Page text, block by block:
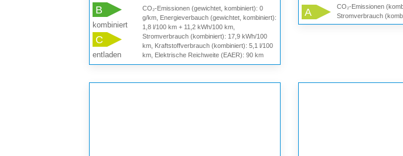
B
kombiniert
C
entladen
CO₂-Emissionen (gewichtet, kombiniert): 0
g/km, Energieverbauch (gewichtet, kombiniert):
1,8 l/100 km + 11,2 kWh/100 km,
Stromverbrauch (kombiniert): 17,9 kWh/100
km, Kraftstoffverbrauch (kombiniert): 5,1 l/100
km, Elektrische Reichweite (EAER): 90 km
A
CO₂-Emissionen
Stromverbrauch